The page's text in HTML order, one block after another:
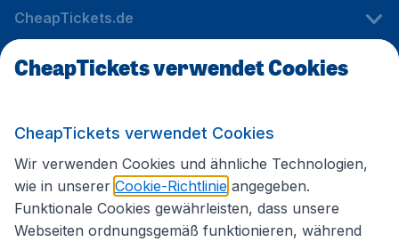
CheapTickets.de
Internationale Webseiten
Folgen Sie uns:
CheapTickets verwendet Cookies
CheapTickets verwendet Cookies
Wir verwenden Cookies und ähnliche Technologien,
wie in unserer Cookie-Richtlinie angegeben.
Funktionale Cookies gewährleisten, dass unsere
Webseiten ordnungsgemäß funktionieren, während